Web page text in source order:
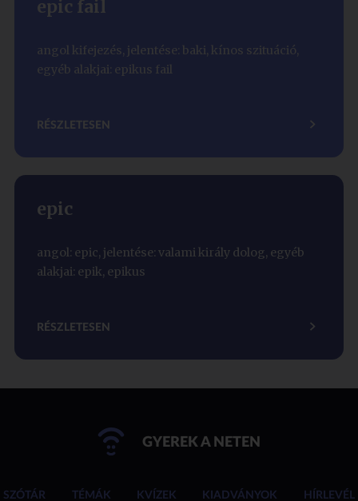
epic fail
angol kifejezés, jelentése: baki, kínos szituáció,
egyéb alakjai: epikus fail
RÉSZLETESEN
epic
angol: epic, jelentése: valami király dolog, egyéb
alakjai: epik, epikus
RÉSZLETESEN
GYEREK A NETEN
SZÓTÁR TÉMÁK KVÍZEK KIADVÁNYOK HÍRLEVÉL